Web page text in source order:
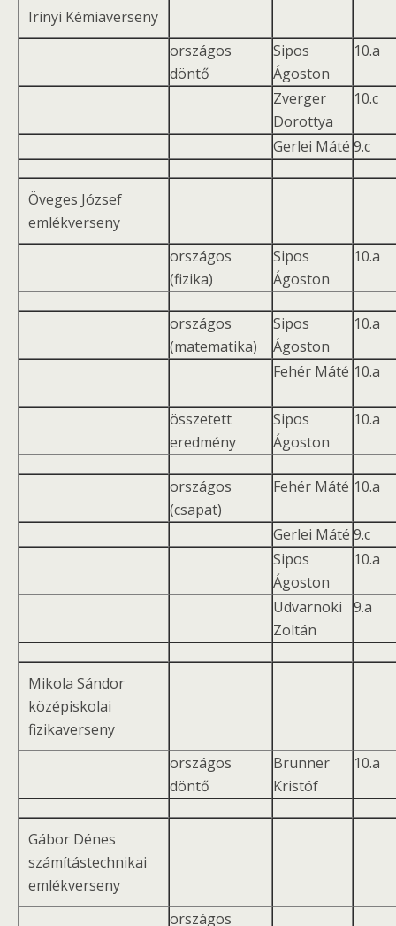
Irinyi Kémiaverseny
országos
döntő
Sipos
Ágoston
10.a
Zverger
Dorottya
10.c
Gerlei Máté 9.c
Öveges József
emlékverseny
országos
(fizika)
Sipos
Ágoston
10.a
országos
(matematika)
Sipos
Ágoston
10.a
Fehér Máté 10.a
összetett
eredmény
Sipos
Ágoston
10.a
országos
(csapat)
Fehér Máté 10.a
Gerlei Máté 9.c
Sipos
Ágoston
10.a
Udvarnoki
Zoltán
9.a
Mikola Sándor
középiskolai
fizikaverseny
országos
döntő
Brunner
Kristóf
10.a
Gábor Dénes
számítástechnikai
emlékverseny
országos